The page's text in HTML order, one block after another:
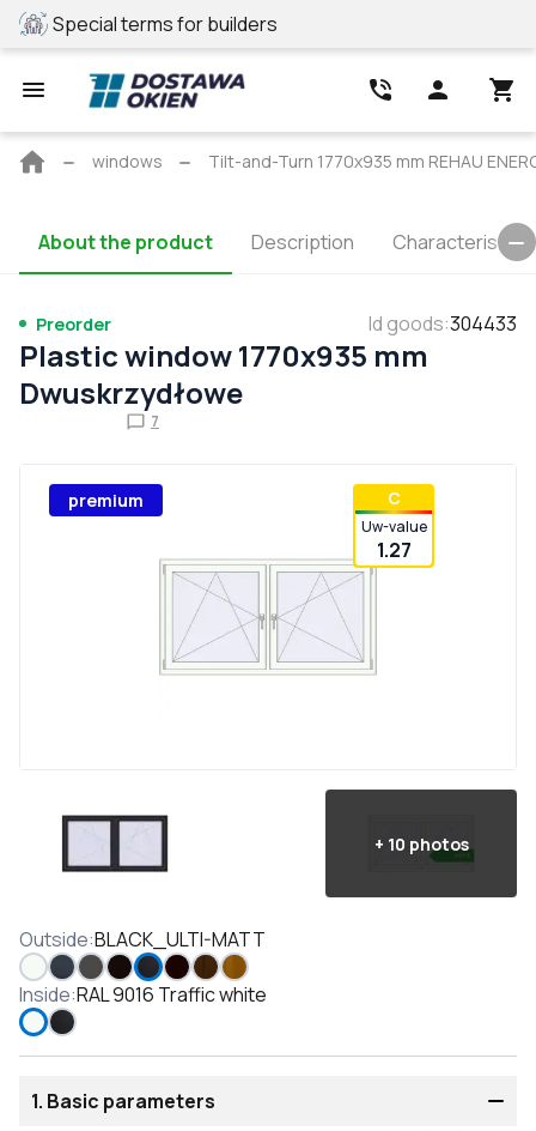
Special terms for builders
Main
windows Tilt-and-Turn 1770x935 mm REHAU
About the product Description Characteristics
Preorder Id goods:304433
Plastic window 1770x935 mm
Dwuskrzydłowe
7
premium С
Uw-value
1.27
+ 10 photos
Outside:BLACK_ULTI-MATT
Inside:RAL 9016 Traffic white
1. Basic parameters